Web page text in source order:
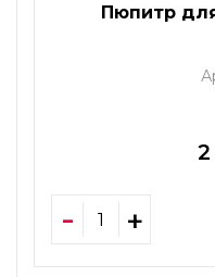
Пюпитр
2